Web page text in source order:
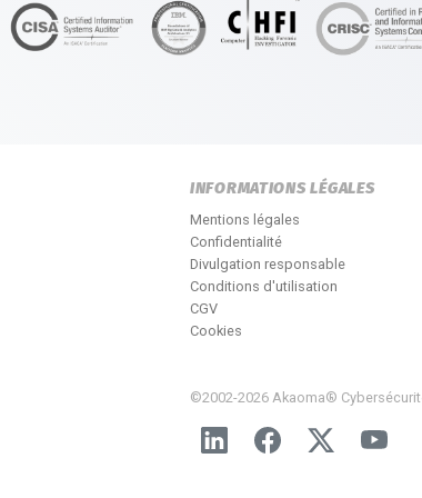
INFORMATIONS LÉGALES
Mentions légales
Confidentialité
Divulgation responsable
Conditions d'utilisation
CGV
Cookies
©2002-2026 Akaoma®